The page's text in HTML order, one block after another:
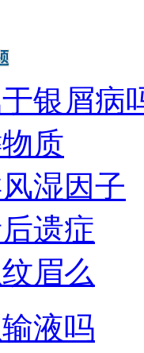
银屑病
质
湿因子
遗症
眉么
液吗